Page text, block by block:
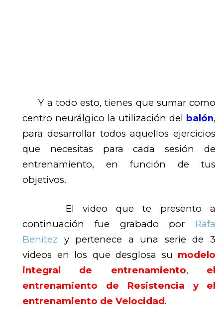
Y a todo esto, tienes que sumar como
centro neurálgico la utilización del balón,
para desarrollar todos aquellos ejercicios
que necesitas para cada sesión de
entrenamiento, en función de tus
objetivos.
El video que te presento a
continuación fue grabado por
Rafa
Benítez y pertenece a una serie de 3
videos en los que desglosa su modelo
integral de entrenamiento, el
entrenamiento de Resistencia y el
entrenamiento de Velocidad.